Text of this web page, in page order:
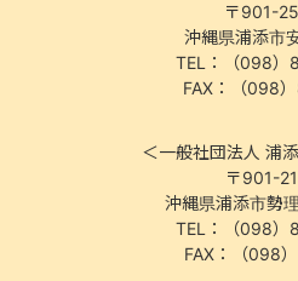
〒901-
沖縄県浦添市
TEL：（098）
FAX：（098
＜一般社団法人 浦
〒901-
沖縄県浦添市勢
TEL：（098）
FAX：（098